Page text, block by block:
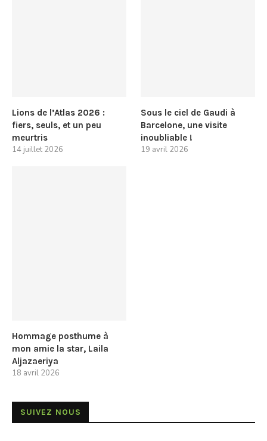
Lions de l’Atlas 2026 :
fiers, seuls, et un peu
meurtris
14 juillet 2026
Sous le ciel de Gaudi à
Barcelone, une visite
inoubliable !
19 avril 2026
Hommage posthume à
mon amie la star, Laila
Aljazaeriya
18 avril 2026
SUIVEZ NOUS